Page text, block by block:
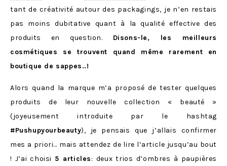
tant de créativité autour des packagings, je n’en restais
pas moins dubitative quant à la qualité effective des
produits en question. Disons-le, les meilleurs
cosmétiques se trouvent quand même rarement en
boutique de sappes..!
Alors quand la marque m’a proposé de tester quelques
produits de leur nouvelle collection « beauté »
(joyeusement introduite par le hashtag
#Pushupyourbeauty), je pensais que j’allais confirmer
mes a priori… mais attendez de lire l’article jusqu’au bout
! J’ai choisi 5 articles: deux trios d’ombres à paupières